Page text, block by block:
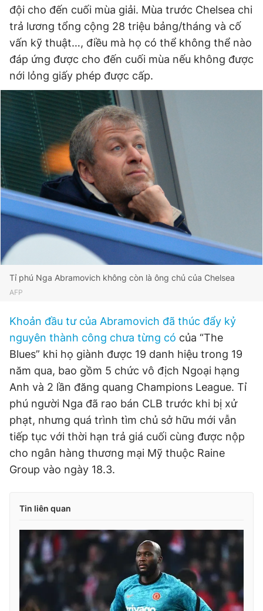
đội cho đến cuối mùa giải. Mùa trước Chelsea chi
trả lương tổng cộng 28 triệu bảng/tháng và cố
vấn kỹ thuật…, điều mà họ có thể không thể nào
đáp ứng được cho đến cuối mùa nếu không được
nới lỏng giấy phép được cấp.
Tỉ phú Nga Abramovich không còn là ông chủ của Chelsea
AFP
Khoản đầu tư của Abramovich đã thúc đẩy kỷ
nguyên thành công chưa từng có của “The
Blues” khi họ giành được 19 danh hiệu trong 19
năm qua, bao gồm 5 chức vô địch Ngoại hạng
Anh và 2 lần đăng quang Champions League. Tỉ
phú người Nga đã rao bán CLB trước khi bị xử
phạt, nhưng quá trình tìm chủ sở hữu mới vẫn
tiếp tục với thời hạn trả giá cuối cùng được nộp
cho ngân hàng thương mại Mỹ thuộc Raine
Group vào ngày 18.3.
Tin liên quan